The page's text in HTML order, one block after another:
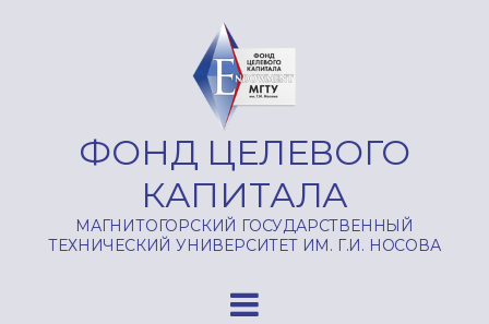
ФОНД ЦЕЛЕВОГО
КАПИТАЛА
МАГНИТОГОРСКИЙ ГОСУДАРСТВЕННЫЙ
ТЕХНИЧЕСКИЙ УНИВЕРСИТЕТ ИМ. Г.И. НОСОВА